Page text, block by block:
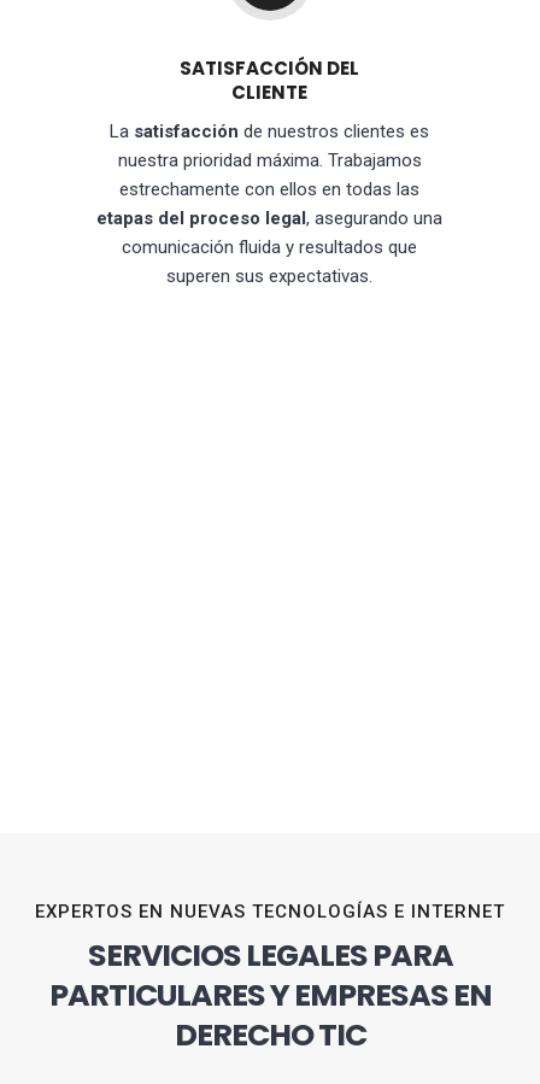
SATISFACCIÓN DEL
CLIENTE
La satisfacción de nuestros clientes es
nuestra prioridad máxima. Trabajamos
estrechamente con ellos en todas las
etapas del proceso legal, asegurando una
comunicación fluida y resultados que
superen sus expectativas.
EXPERTOS EN NUEVAS TECNOLOGÍAS E INTERNET
SERVICIOS LEGALES PARA
PARTICULARES Y EMPRESAS EN
DERECHO TIC